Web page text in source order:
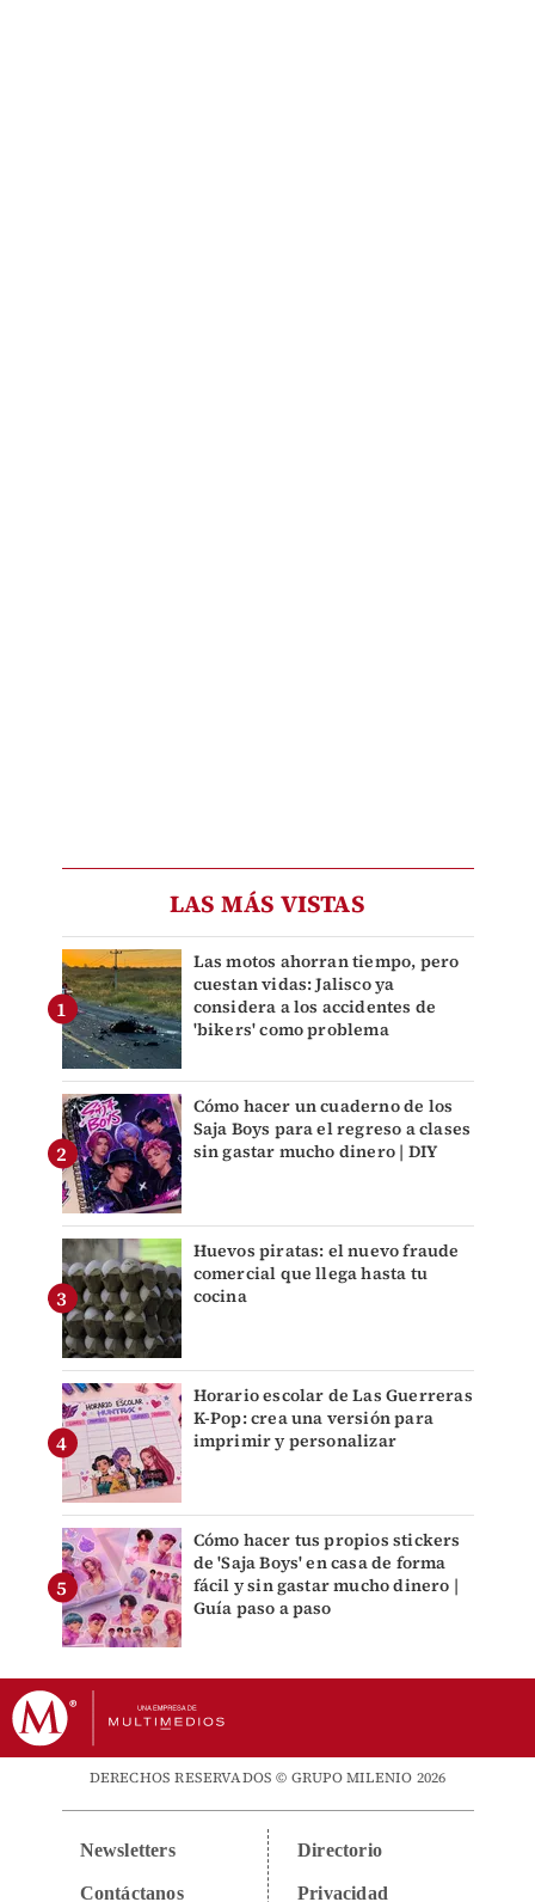
LAS MÁS VISTAS
Las motos ahorran tiempo, pero
cuestan vidas: Jalisco ya
considera a los accidentes de
'bikers' como problema
Cómo hacer un cuaderno de los
Saja Boys para el regreso a clases
sin gastar mucho dinero | DIY
Huevos piratas: el nuevo fraude
comercial que llega hasta tu
cocina
Horario escolar de Las Guerreras
K-Pop: crea una versión para
imprimir y personalizar
Cómo hacer tus propios stickers
de 'Saja Boys' en casa de forma
fácil y sin gastar mucho dinero |
Guía paso a paso
DERECHOS RESERVADOS © GRUPO MILENIO 2026
Newsletters
Contáctanos
Directorio
Privacidad